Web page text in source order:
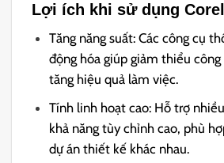
Lợi ích khi sử dụng
Tăng năng suất: Các công cụ
động hóa giúp giảm thiểu
tăng hiệu quả làm việc.
Tính linh hoạt cao: Hỗ trợ
khả năng tùy chỉnh cao, phù
dự án thiết kế khác nhau.